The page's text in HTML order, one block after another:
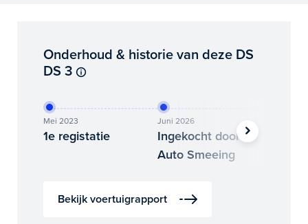
Onderhoud & historie van deze DS
DS 3
Mei 2023
1e registatie
Juni 2026
Ingekocht door
Auto Smeeing
Bekijk voertuigrapport